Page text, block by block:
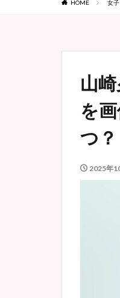
HOME 女
山
を
つ？
2025年